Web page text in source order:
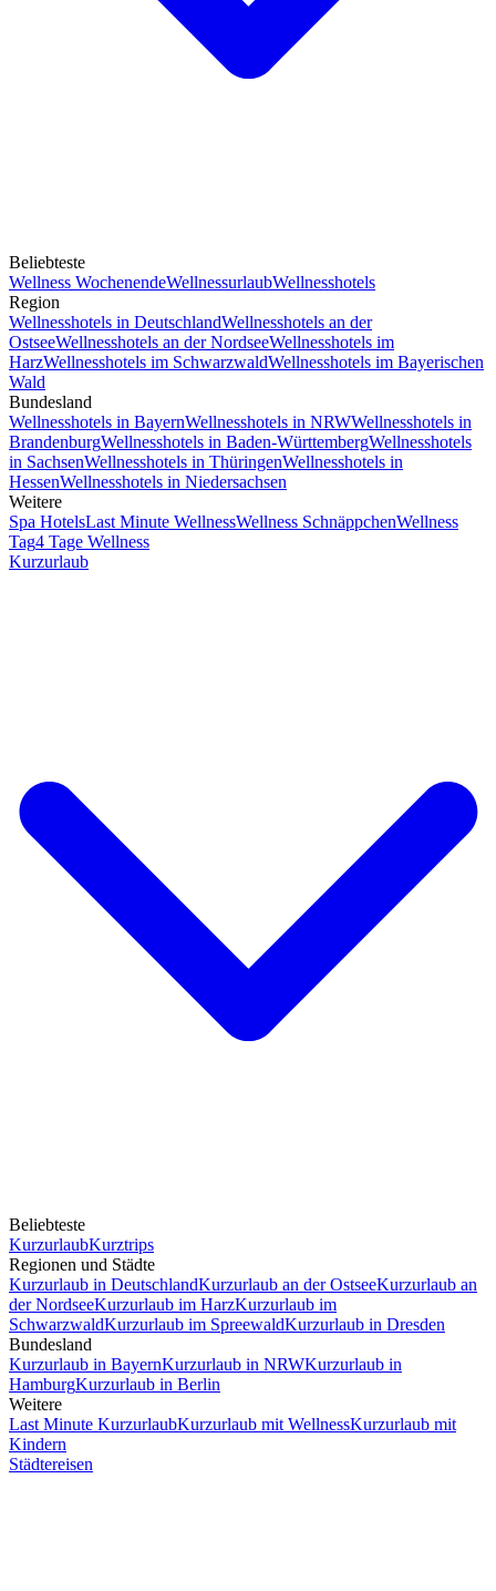
Beliebteste
Wellness WochenendeWellnessurlaubWellnesshotels
Region
Wellnesshotels in DeutschlandWellnesshotels an der
OstseeWellnesshotels an der NordseeWellnesshotels im
HarzWellnesshotels im SchwarzwaldWellnesshotels im Bayerischen
Wald
Bundesland
Wellnesshotels in BayernWellnesshotels in NRWWellnesshotels in
BrandenburgWellnesshotels in Baden-WürttembergWellnesshotels
in SachsenWellnesshotels in ThüringenWellnesshotels in
HessenWellnesshotels in Niedersachsen
Weitere
Spa HotelsLast Minute WellnessWellness SchnäppchenWellness
Tag4 Tage Wellness
Kurzurlaub
Beliebteste
KurzurlaubKurztrips
Regionen und Städte
Kurzurlaub in DeutschlandKurzurlaub an der OstseeKurzurlaub an
der NordseeKurzurlaub im HarzKurzurlaub im
SchwarzwaldKurzurlaub im SpreewaldKurzurlaub in Dresden
Bundesland
Kurzurlaub in BayernKurzurlaub in NRWKurzurlaub in
HamburgKurzurlaub in Berlin
Weitere
Last Minute KurzurlaubKurzurlaub mit WellnessKurzurlaub mit
Kindern
Städtereisen